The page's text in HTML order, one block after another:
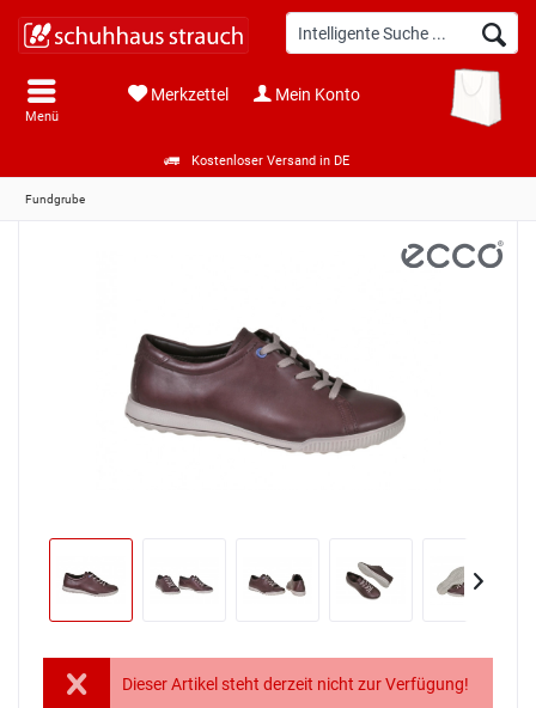
Kostenloser Versand in DE
Menü
Merkzettel Mein Konto
Fundgrube
Dieser Artikel steht derzeit nicht zur Verfügung!